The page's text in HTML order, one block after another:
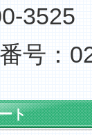
3525
号：
ト